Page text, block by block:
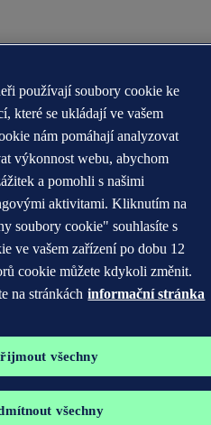
používají soubory cookie ke
které se ukládají ve vašem
nám pomáhají analyzovat
výkonnost webu, abychom
a pomohli s našimi
aktivitami. Kliknutím na
soubory cookie" souhlasíte s
ve vašem zařízení po dobu 12
cookie můžete kdykoli změnit.
na stránkách informační stránka
všechny
všechny